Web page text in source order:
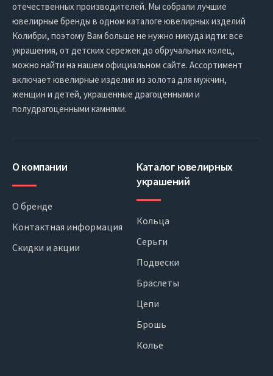
отечественных производителей. Мы собрали лучшие
ювелирные бренды в одном каталоге ювелирных изделий
Колибри, поэтому Вам больше не нужно никуда идти: все
украшения, от детских сережек до обручальных колец,
можно найти на нашем официальном сайте. Ассортимент
включает ювелирные изделия из золота для мужчин,
женщин и детей, украшенные драгоценными и
полудрагоценными камнями.
О компании
О бренде
Контактная информация
Скидки и акции
Каталог ювелирных
украшений
Кольца
Серьги
Подвески
Браслеты
Цепи
Брошь
Колье